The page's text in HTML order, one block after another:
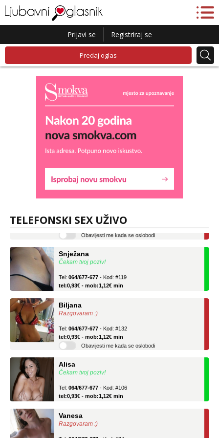
Prijavi se Registriraj se
Predaj oglas
TELEFONSKI SEX UŽIVO
tel:0,93€ - mob:1,12€ min
Čekam tvoj poziv!
tel:0,93€ - mob:1,12€ min
Razgovaram :)
tel:0,93€ - mob:1,12€ min
Obavijesti me kada se oslobodi
Čekam tvoj poziv!
tel:0,93€ - mob:1,12€ min
Razgovaram :)